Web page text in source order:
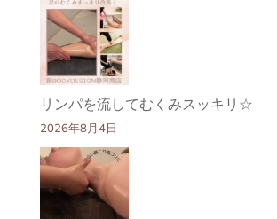
リンパを流してむくみスッキリ☆
2026年8月4日